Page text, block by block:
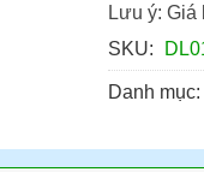
Lưu ý: Giá
SKU:
Danh mục: